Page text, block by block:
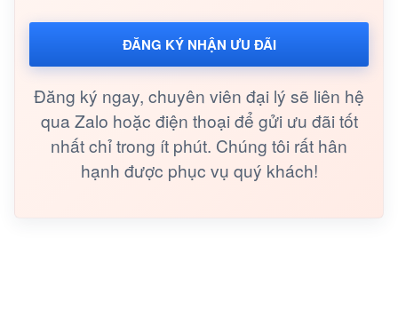
ĐĂNG KÝ NHẬN ƯU ĐÃI
Đăng ký ngay, chuyên viên đại lý sẽ liên hệ
qua Zalo hoặc điện thoại để gửi ưu đãi tốt
nhất chỉ trong ít phút. Chúng tôi rất hân
hạnh được phục vụ quý khách!